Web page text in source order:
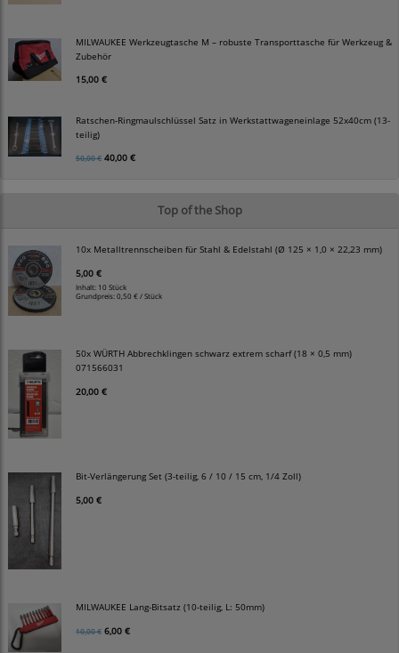
MILWAUKEE Werkzeugtasche M – robuste Transporttasche für Werkzeug &
Zubehör
15,00 €
Ratschen-Ringmaulschlüssel Satz in Werkstattwageneinlage 52x40cm (13-
teilig)
50,00 € 40,00 €
Top of the Shop
10x Metalltrennscheiben für Stahl & Edelstahl (Ø 125 × 1,0 × 22,23 mm)
5,00 €
Inhalt: 10 Stück
Grundpreis:0,50 € / Stück
50x WÜRTH Abbrechklingen schwarz extrem scharf (18 × 0,5 mm)
071566031
20,00 €
Bit-Verlängerung Set (3-teilig, 6 / 10 / 15 cm, 1/4 Zoll)
5,00 €
MILWAUKEE Lang-Bitsatz (10-teilig, L: 50mm)
10,00 € 6,00 €